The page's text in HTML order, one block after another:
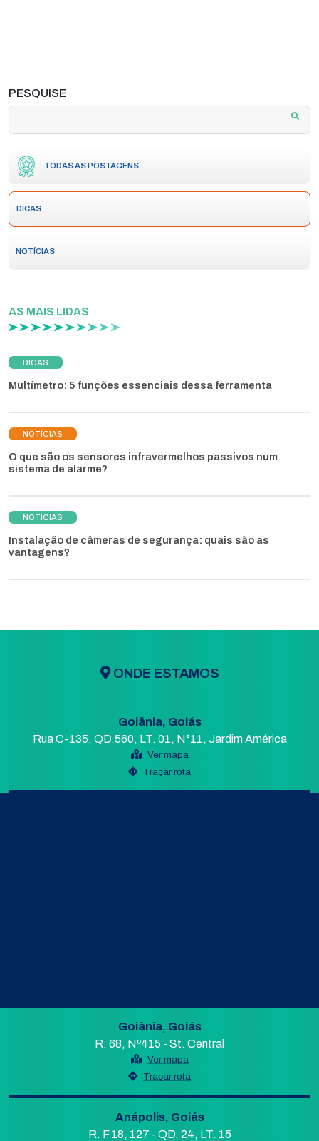
PESQUISE
TODAS AS POSTAGENS
DICAS
NOTÍCIAS
AS MAIS LIDAS
DICAS
Multímetro: 5 funções essenciais dessa ferramenta
NOTÍCIAS
O que são os sensores infravermelhos passivos num
sistema de alarme?
NOTÍCIAS
Instalação de câmeras de segurança: quais são as
vantagens?
ONDE ESTAMOS
Goiânia, Goiás
Rua C-135, QD.560, LT. 01, N°11, Jardim América
Ver mapa
Traçar rota
Goiânia, Goiás
R. 68, Nº415 - St. Central
Ver mapa
Traçar rota
Anápolis, Goiás
R. F 18, 127 - QD. 24, LT. 15